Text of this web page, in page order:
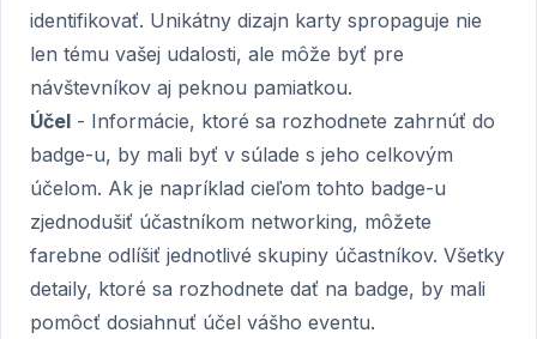
identifikovať. Unikátny dizajn karty spropaguje nie
len tému vašej udalosti, ale môže byť pre
návštevníkov aj peknou pamiatkou.
Účel - Informácie, ktoré sa rozhodnete zahrnúť do
badge-u, by mali byť v súlade s jeho celkovým
účelom. Ak je napríklad cieľom tohto badge-u
zjednodušiť účastníkom networking, môžete
farebne odlíšiť jednotlivé skupiny účastníkov. Všetky
detaily, ktoré sa rozhodnete dať na badge, by mali
pomôcť dosiahnuť účel vášho eventu.